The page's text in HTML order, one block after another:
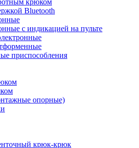
крюком
Bluetooth
с индикацией на пульте
приспособления
опорные)
крюк-крюк